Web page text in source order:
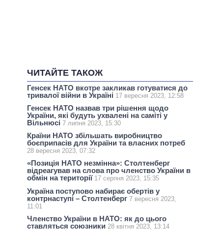
ЧИТАЙТЕ ТАКОЖ
Генсек НАТО вкотре закликав готуватися до
тривалої війни в Україні 17 вересня 2023, 12:58
Генсек НАТО назвав три рішення щодо
України, які будуть ухвалені на саміті у
Вільнюсі 7 липня 2023, 15:30
Країни НАТО збільшать виробництво
боєприпасів для України та власних потреб
28 вересня 2023, 07:32
«Позиція НАТО незмінна»: Столтенберг
відреагував на слова про членство України в
обмін на території 17 серпня 2023, 15:35
Україна поступово набирає обертів у
контрнаступі – Столтенберг 7 вересня 2023,
11:01
Членство України в НАТО: як до цього
ставляться союзники 28 квітня 2023, 13:14